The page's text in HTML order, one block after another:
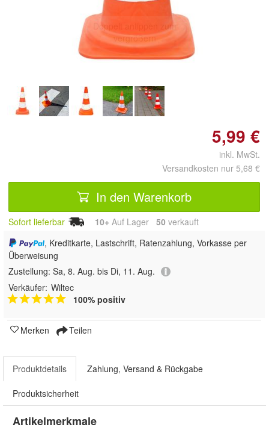
Doppelt antippen zum
vergrößern
5,99 €
inkl. MwSt.
Versandkosten nur 5,68 €
In den Warenkorb
Sofort lieferbar 10+ Auf Lager 50 verkauft
, Kreditkarte, Lastschrift, Ratenzahlung, Vorkasse per
Überweisung
Zustellung: Sa, 8. Aug. bis Di, 11. Aug.
Verkäufer: Wiltec
100% positiv
Merken Teilen
Produktdetails Zahlung, Versand & Rückgabe
Produktsicherheit
Artikelmerkmale